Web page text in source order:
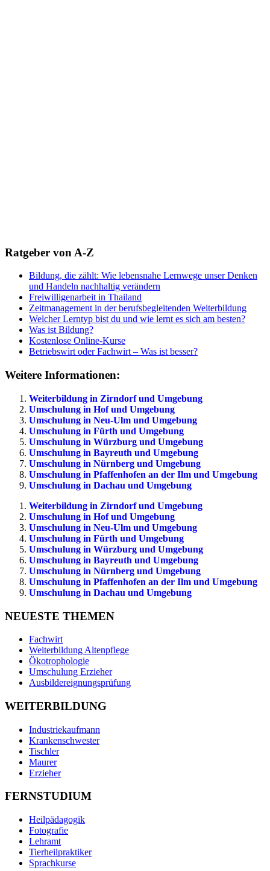
Ratgeber von A-Z
Bildung, die zählt: Wie lebensnahe Lernwege unser Denken
und Handeln nachhaltig verändern
Freiwilligenarbeit in Thailand
Zeitmanagement in der berufsbegleitenden Weiterbildung
Welcher Lerntyp bist du und wie lernt es sich am besten?
Was ist Bildung?
Kostenlose Online-Kurse
Betriebswirt oder Fachwirt – Was ist besser?
Weitere Informationen:
Weiterbildung in Zirndorf und Umgebung
Umschulung in Hof und Umgebung
Umschulung in Neu-Ulm und Umgebung
Umschulung in Fürth und Umgebung
Umschulung in Würzburg und Umgebung
Umschulung in Bayreuth und Umgebung
Umschulung in Nürnberg und Umgebung
Umschulung in Pfaffenhofen an der Ilm und Umgebung
Umschulung in Dachau und Umgebung
Weiterbildung in Zirndorf und Umgebung
Umschulung in Hof und Umgebung
Umschulung in Neu-Ulm und Umgebung
Umschulung in Fürth und Umgebung
Umschulung in Würzburg und Umgebung
Umschulung in Bayreuth und Umgebung
Umschulung in Nürnberg und Umgebung
Umschulung in Pfaffenhofen an der Ilm und Umgebung
Umschulung in Dachau und Umgebung
NEUESTE THEMEN
Fachwirt
Weiterbildung Altenpflege
Ökotrophologie
Umschulung Erzieher
Ausbildereignungsprüfung
WEITERBILDUNG
Industriekaufmann
Krankenschwester
Tischler
Maurer
Erzieher
FERNSTUDIUM
Heilpädagogik
Fotografie
Lehramt
Tierheilpraktiker
Sprachkurse